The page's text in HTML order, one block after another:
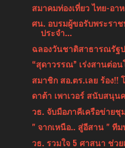
สมาคมท่องเที่ยว ไทย-อา
ศน. อบรมผู้ขอรับพระรา
ประจำ...
ฉลองวันชาติสาธารณรัฐ
“สุดาวรรณ” เร่งสานต่อ
สมาชิก สอ.ตร.เลย ร้อง
ดาต้า เพาเวอร์ สนับสนุน
วธ. จับมือภาคีเครือข่าย
" จากเหนือ.. สู่อีสาน " ที
วธ. รวมใจ 5 ศาสนา ช่ว